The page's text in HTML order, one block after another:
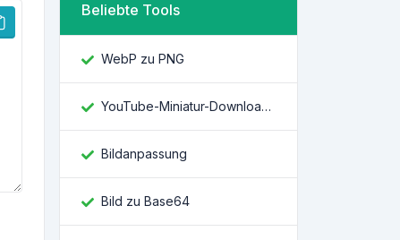
Beliebte Tools
WebP zu PNG
YouTube-Miniatur-Downloader
Bildanpassung
Bild zu Base64